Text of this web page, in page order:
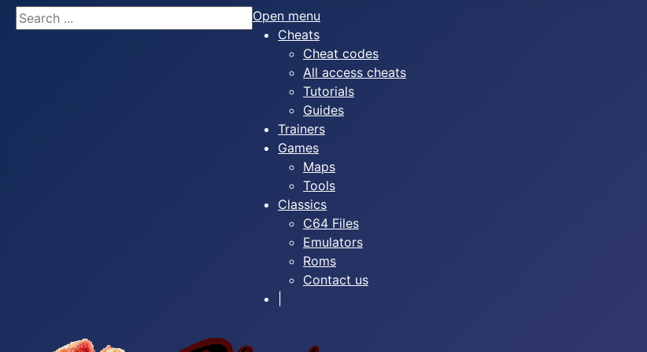
Search
Open menu
Cheats
Cheat codes
All access cheats
Tutorials
Guides
Trainers
Games
Maps
Tools
Classics
C64 Files
Emulators
Roms
Contact us